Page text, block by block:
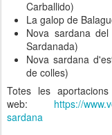
Carballido)
La galop de
Nova sardana
Sardanada)
Nova sardana
de colles)
Totes les
web: https://
sardana